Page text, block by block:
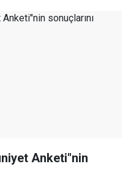
Anketi"nin